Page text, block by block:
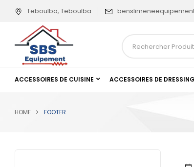
Teboulba, Teboulba
ACCESSOIRES DE CUISINE ACCESSOIRES DE DRESSING
HOME FOOTER